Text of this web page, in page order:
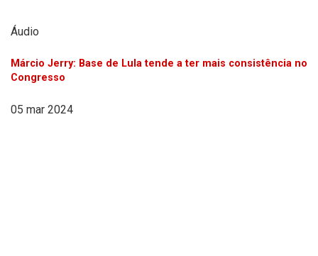
Áudio
Márcio Jerry: Base de Lula tende a ter mais consistência no
Congresso
05 mar 2024